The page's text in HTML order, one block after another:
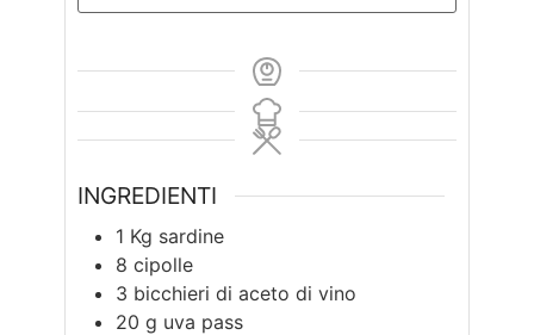
INGREDIENTI
1 Kg sardine
8 cipolle
3 bicchieri di aceto di vino
20 g uva pass